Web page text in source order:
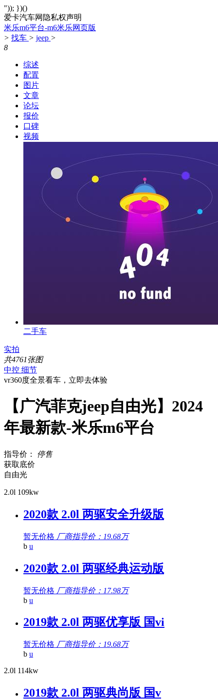
")); })()
爱卡汽车网隐私权声明
米乐m6平台-m6米乐网页版
> 找车 > jeep >
8
综述
配置
图片
文章
论坛
报价
口碑
视频
二手车
实拍
共4761张图
中控 细节
vr360度全景看车，立即去体验
【广汽菲克jeep自由光】2024
年最新款-米乐m6平台
指导价： 停售
获取底价
自由光
2.0l 109kw
2020款 2.0l 两驱安全升级版
暂无价格 厂商指导价：19.68万
b u
2020款 2.0l 两驱经典运动版
暂无价格 厂商指导价：17.98万
b u
2019款 2.0l 两驱优享版 国vi
暂无价格 厂商指导价：19.68万
b u
2.0l 114kw
2019款 2.0l 两驱典尚版 国v